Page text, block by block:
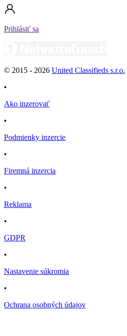
Prihlásiť sa
© 2015 - 2026 United Classifieds s.r.o.
•
Ako inzerovať
•
Podmienky inzercie
•
Firemná inzercia
•
Reklama
•
GDPR
•
Nastavenie súkromia
•
Ochrana osobných údajov